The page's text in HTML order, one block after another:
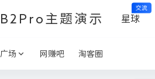
B2Pro主题演示 星球
交流
广场 网赚吧 淘客圈